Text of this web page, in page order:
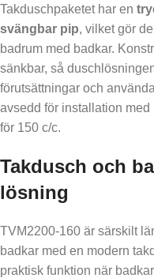
Takduschpaketet har en
svängbar pip, vilket gör
badrum med badkar.
sänkbar, så
förutsättningar och
avsedd för installation med
för 150 c/c.
Takdusch och
lösning
TVM2200-160 är särskilt
badkar med en modern
praktisk funktion när